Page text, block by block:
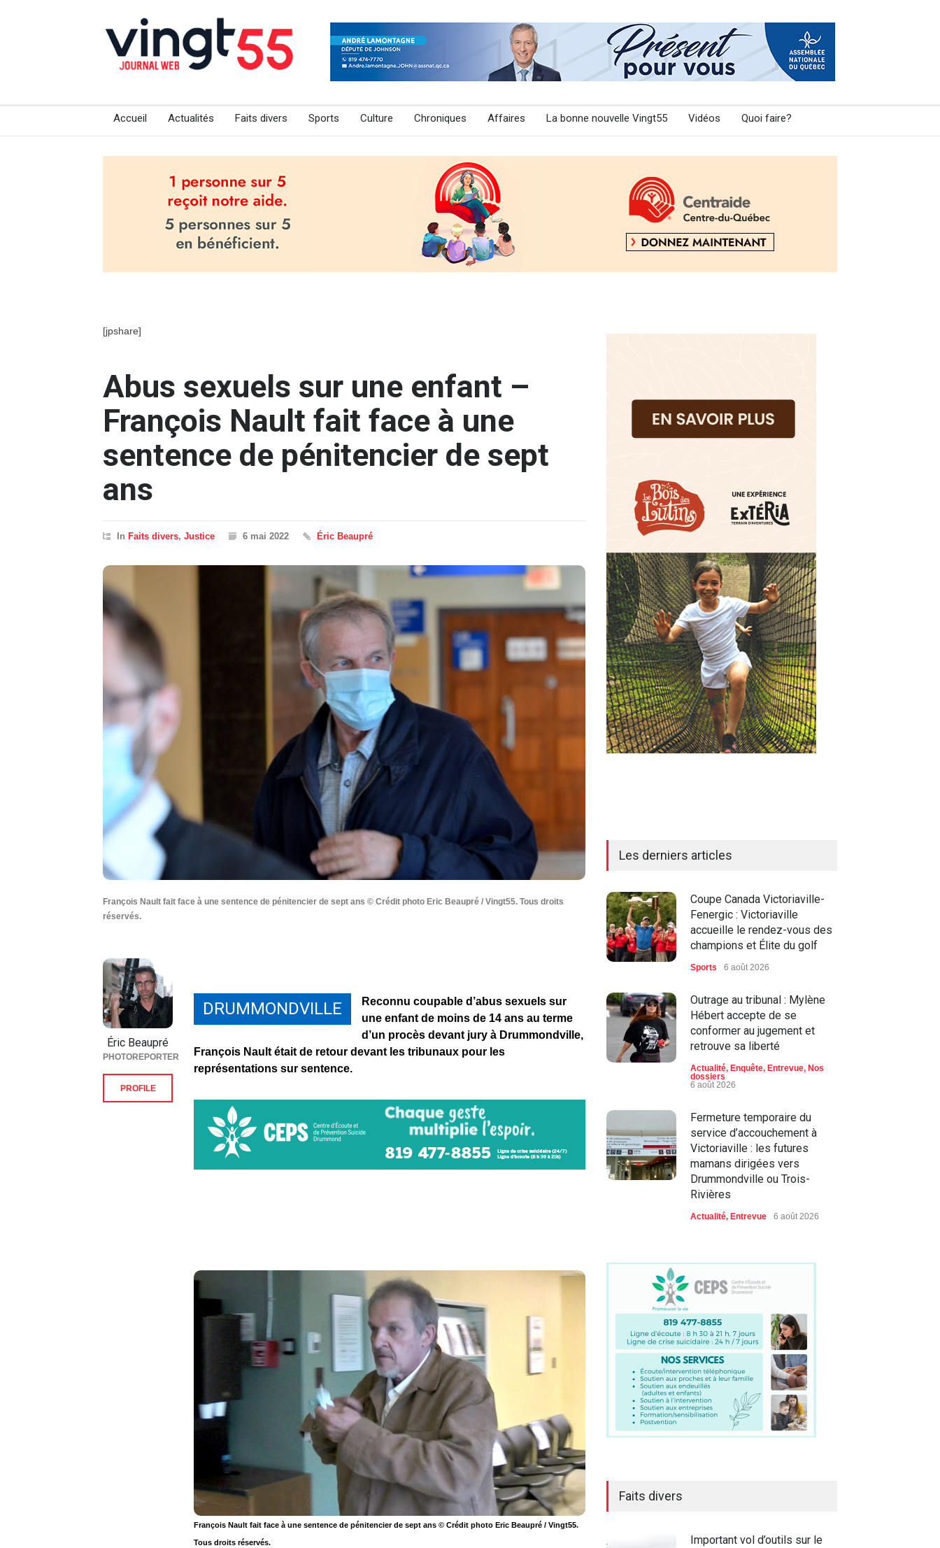
Accueil Actualités Faits divers Sports Culture Chroniques Affaires La bonne nouvelle Vingt55 Vidéos Quoi faire?
[jpshare]
Abus sexuels sur une enfant –
François Nault fait face à une
sentence de pénitencier de sept
ans
In Faits divers, Justice 6 mai 2022 Éric Beaupré
François Nault fait face à une sentence de pénitencier de sept ans © Crédit photo Eric Beaupré / Vingt55. Tous droits
réservés.
DRUMMONDVILLE
Reconnu coupable d’abus sexuels sur
une enfant de moins de 14 ans au terme
d’un procès devant jury à Drummondville,
François Nault était de retour devant les tribunaux pour les
représentations sur sentence.
François Nault fait face à une sentence de pénitencier de sept ans © Crédit photo Eric Beaupré / Vingt55.
Tous droits réservés.
Éric Beaupré
PHOTOREPORTER
PROFILE
Les derniers articles
Coupe Canada Victoriaville-
Fenergic : Victoriaville
accueille le rendez-vous des
champions et Élite du golf
Sports 6 août 2026
Outrage au tribunal : Mylène
Hébert accepte de se
conformer au jugement et
retrouve sa liberté
Actualité, Enquête, Entrevue, Nos
dossiers
6 août 2026
Fermeture temporaire du
service d’accouchement à
Victoriaville : les futures
mamans dirigées vers
Drummondville ou Trois-
Rivières
Actualité, Entrevue 6 août 2026
Faits divers
Important vol d’outils sur le